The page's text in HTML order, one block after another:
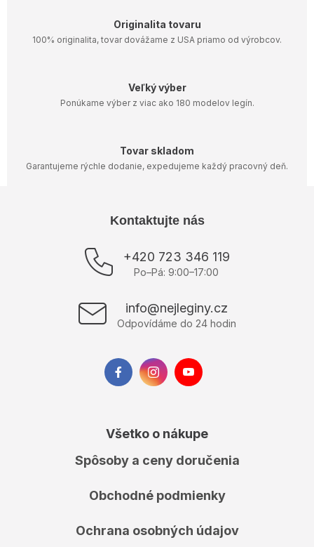
Originalita tovaru
100% originalita, tovar dovážame z USA priamo od výrobcov.
Veľký výber
Ponúkame výber z viac ako 180 modelov legín.
Tovar skladom
Garantujeme rýchle dodanie, expedujeme každý pracovný deň.
Kontaktujte nás
+420 723 346 119
Po–Pá: 9:00–17:00
info@nejleginy.cz
Odpovídáme do 24 hodin
Všetko o nákupe
Spôsoby a ceny doručenia
Obchodné podmienky
Ochrana osobných údajov